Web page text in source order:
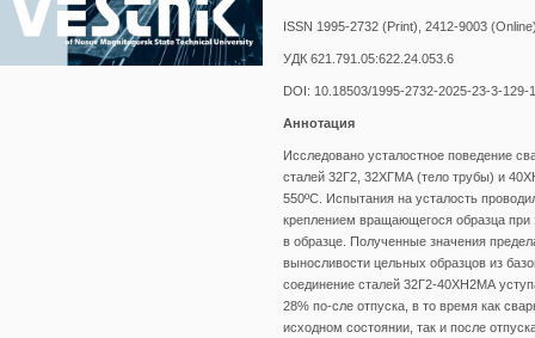
ISSN 1995-2732 (Print), 2412-9003
УДК 621.791.05:622.24.053.6
DOI: 10.18503/1995-2732-2025-23-3-129-
Аннотация
Исследовано усталостное поведение
сталей 32Г2, 32ХГМА (тело трубы) и
550ºС. Испытания на усталость
креплением вращающегося образца при
в образце. Полученные значения
выносливости цельных образцов из
соединение сталей 32Г2-40ХН2МА
28% по-сле отпуска, в то время как
исходном состоянии, так и после